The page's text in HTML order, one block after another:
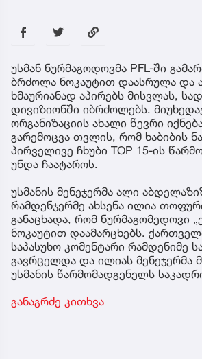
უსმან ნურმაგოდოვმა PFL-ში
ბრძოლა ნოკაუტით დაასრულა და
ხმაურიანად აპირებს მისვლას,
დივიზიონში იბრძოლებს.
ორგანიზაციის ახალი წევრი
გარემოცვა თვლის, რომ ხაბიბის
პირველივე ჩხუბი TOP 15-ის
უნდა ჩაატაროს.
უსმანის მენეჯერმა ალი
რამდენჯერმე ახსენა ილია
განაცხადა, რომ ნურმაგომედოვი
ნოკაუტით დაამარცხებს.
საპასუხო კომენტარი რამდენიმე
გავრცელდა და ილიას მენეჯერმა
უსმანის წარმომადგენელს
განაგრძე კითხვა